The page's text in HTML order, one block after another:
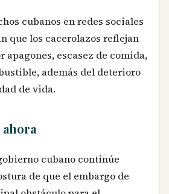
cubanos en redes sociales
que los cacerolazos reflejan
apagones, escasez de comida,
además del deterioro
de vida.
ahora
cubano continúe
de que el embargo de